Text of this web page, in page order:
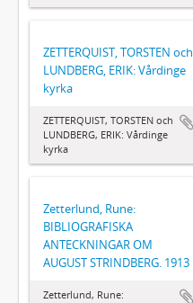
ZETTERQUIST, TORSTEN och
LUNDBERG, ERIK: Vårdinge
kyrka
ZETTERQUIST, TORSTEN och
LUNDBERG, ERIK: Vårdinge
kyrka
Zetterlund, Rune:
BIBLIOGRAFISKA
ANTECKNINGAR OM
AUGUST STRINDBERG. 1913
Zetterlund, Rune: